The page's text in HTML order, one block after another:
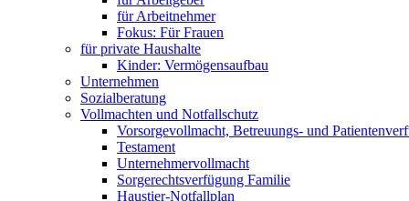
für Arbeitnehmer
Fokus: Für Frauen
für private Haushalte
Kinder: Vermögensaufbau
Unternehmen
Sozialberatung
Vollmachten und Notfallschutz
Vorsorgevollmacht, Betreuungs- und
Testament
Unternehmer­vollmacht
Sorgerechtsverfügung Familie
Haustier-Notfallplan